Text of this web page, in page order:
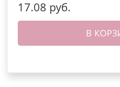
17.08 руб.
В